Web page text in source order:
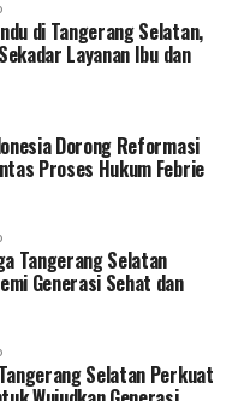
di Tangerang Selatan,
Layanan Ibu dan
Dorong Reformasi
Proses Hukum Febrie
Tangerang Selatan
Generasi Sehat dan
Selatan Perkuat